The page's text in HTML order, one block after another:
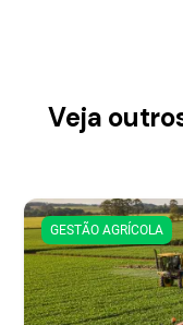
Veja
GESTÃO AGRÍCOLA